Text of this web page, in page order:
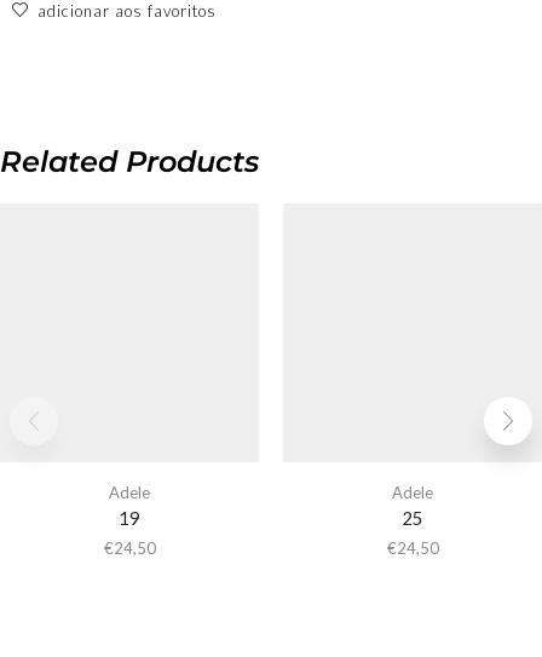
adicionar aos favoritos
Related Products
Adele
19
€24,50
Adele
25
€24,50